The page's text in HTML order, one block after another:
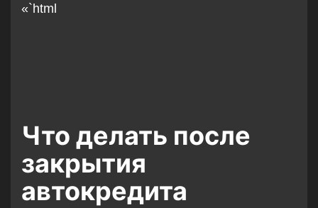
«`html
Что делать после
закрытия
автокредита